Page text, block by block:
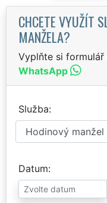
CHCETE VYUŽÍT
MANŽELA?
Vyplňte si
WhatsApp
Služba
Datum